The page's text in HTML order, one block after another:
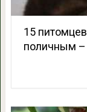
15
поличным